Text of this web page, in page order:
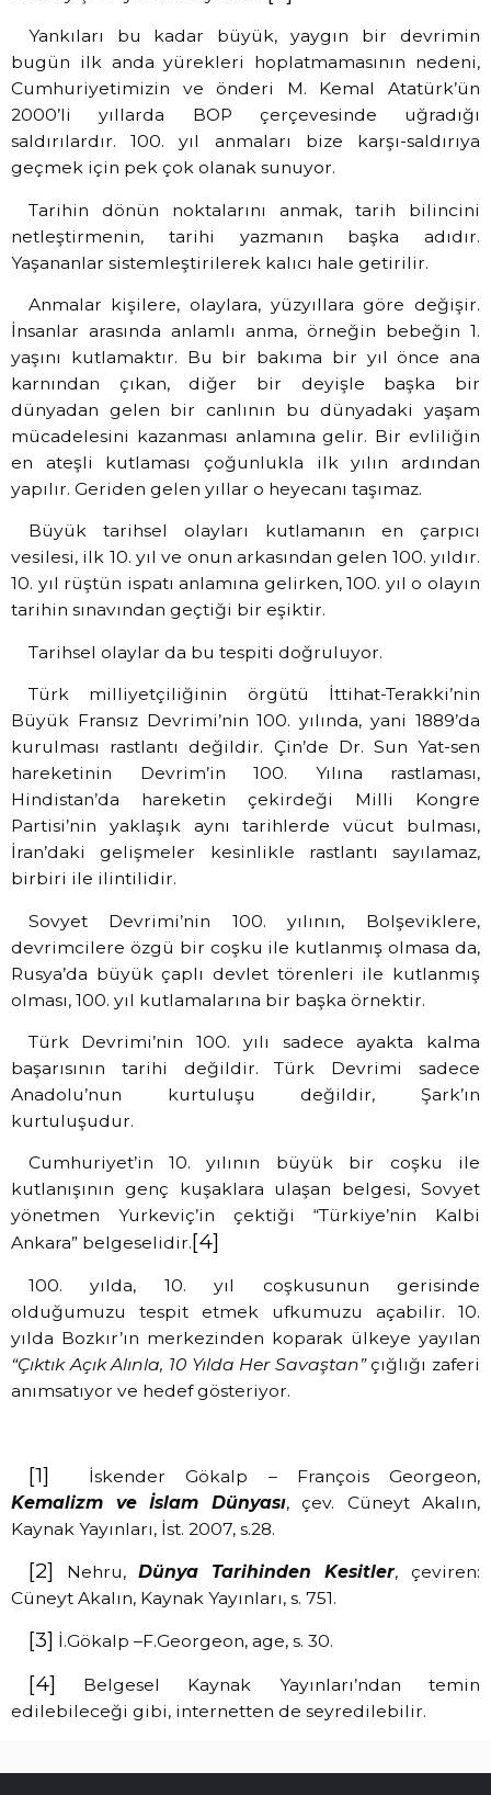
Yankıları bu kadar büyük, yaygın bir devrimin
bugün ilk anda yürekleri hoplatmamasının nedeni,
Cumhuriyetimizin ve önderi M. Kemal Atatürk’ün
2000’li yıllarda BOP çerçevesinde uğradığı
saldırılardır. 100. yıl anmaları bize karşı-saldırıya
geçmek için pek çok olanak sunuyor.
Tarihin dönün noktalarını anmak, tarih bilincini
netleştirmenin, tarihi yazmanın başka adıdır.
Yaşananlar sistemleştirilerek kalıcı hale getirilir.
Anmalar kişilere, olaylara, yüzyıllara göre değişir.
İnsanlar arasında anlamlı anma, örneğin bebeğin 1.
yaşını kutlamaktır. Bu bir bakıma bir yıl önce ana
karnından çıkan, diğer bir deyişle başka bir
dünyadan gelen bir canlının bu dünyadaki yaşam
mücadelesini kazanması anlamına gelir. Bir evliliğin
en ateşli kutlaması çoğunlukla ilk yılın ardından
yapılır. Geriden gelen yıllar o heyecanı taşımaz.
Büyük tarihsel olayları kutlamanın en çarpıcı
vesilesi, ilk 10. yıl ve onun arkasından gelen 100. yıldır.
10. yıl rüştün ispatı anlamına gelirken, 100. yıl o olayın
tarihin sınavından geçtiği bir eşiktir.
Tarihsel olaylar da bu tespiti doğruluyor.
Türk milliyetçiliğinin örgütü İttihat-Terakki’nin
Büyük Fransız Devrimi’nin 100. yılında, yani 1889’da
kurulması rastlantı değildir. Çin’de Dr. Sun Yat-sen
hareketinin Devrim’in 100. Yılına rastlaması,
Hindistan’da hareketin çekirdeği Milli Kongre
Partisi’nin yaklaşık aynı tarihlerde vücut bulması,
İran’daki gelişmeler kesinlikle rastlantı sayılamaz,
birbiri ile ilintilidir.
Sovyet Devrimi’nin 100. yılının, Bolşeviklere,
devrimcilere özgü bir coşku ile kutlanmış olmasa da,
Rusya’da büyük çaplı devlet törenleri ile kutlanmış
olması, 100. yıl kutlamalarına bir başka örnektir.
Türk Devrimi’nin 100. yılı sadece ayakta kalma
başarısının tarihi değildir. Türk Devrimi sadece
Anadolu’nun kurtuluşu değildir, Şark’ın
kurtuluşudur.
Cumhuriyet’in 10. yılının büyük bir coşku ile
kutlanışının genç kuşaklara ulaşan belgesi, Sovyet
yönetmen Yurkeviç’in çektiği “Türkiye’nin Kalbi
Ankara” belgeselidir.[4]
100. yılda, 10. yıl coşkusunun gerisinde
olduğumuzu tespit etmek ufkumuzu açabilir. 10.
yılda Bozkır’ın merkezinden koparak ülkeye yayılan
“Çıktık Açık Alınla, 10 Yılda Her Savaştan” çığlığı zaferi
anımsatıyor ve hedef gösteriyor.
[1]
İskender Gökalp – François Georgeon,
Kemalizm ve İslam Dünyası, çev. Cüneyt Akalın,
Kaynak Yayınları, İst. 2007, s.28.
[2] Nehru,Dünya Tarihinden Kesitler, çeviren:
Cüneyt Akalın, Kaynak Yayınları, s. 751.
[3] İ.Gökalp –F.Georgeon, age, s. 30.
[4] Belgesel Kaynak Yayınları’ndan temin
edilebileceği gibi, internetten de seyredilebilir.